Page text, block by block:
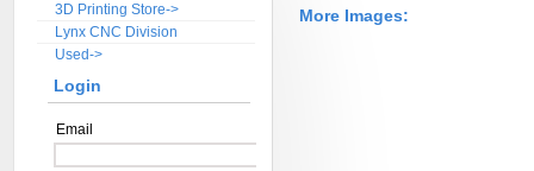
More Images:
3D Printing Store->
Lynx CNC Division
Used->
Login
Email